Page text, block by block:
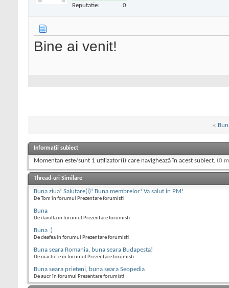
Reputatie: 0
Bine ai venit!
«
Informații subiect
Momentan este/sunt 1 utilizator(i) care navighează în acest subiect. (0
Thread-uri Similare
Buna ziua! Salutare(i)! Buna membrelor! Va salut in PM!
De Tom în forumul Prezentare forumisti
Buna
De danilla în forumul Prezentare forumisti
Buna :)
De deafea în forumul Prezentare forumisti
Buna seara Romania, buna seara Budapesta!
De machete în forumul Prezentare forumisti
Buna seara prieteni, buna seara Seopedia
De aucr în forumul Prezentare forumisti